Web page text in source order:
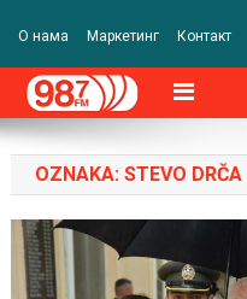
О нама Маркетинг Контакт
OZNAKA: STEVO DRČA